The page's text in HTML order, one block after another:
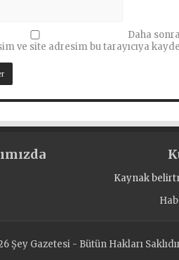
Daha
ve site adresim bu tarayıcıya
Kaynak
Şey Gazetesi - Bütün Hakları